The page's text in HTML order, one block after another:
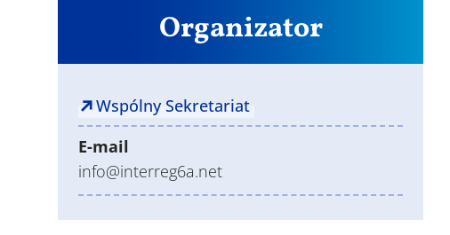
Organizator
Wspólny Sekretariat
E-mail
info@interreg6a.net